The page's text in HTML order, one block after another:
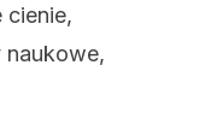
cienie,